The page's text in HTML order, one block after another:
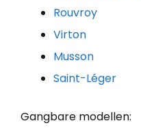
Rouvroy
Virton
Musson
Saint-Léger
Gangbare modellen: